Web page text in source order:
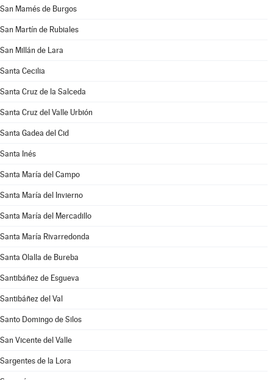
San Mamés de Burgos
San Martín de Rubiales
San Millán de Lara
Santa Cecilia
Santa Cruz de la Salceda
Santa Cruz del Valle Urbión
Santa Gadea del Cid
Santa Inés
Santa María del Campo
Santa María del Invierno
Santa María del Mercadillo
Santa María Rivarredonda
Santa Olalla de Bureba
Santibáñez de Esgueva
Santibáñez del Val
Santo Domingo de Silos
San Vicente del Valle
Sargentes de la Lora